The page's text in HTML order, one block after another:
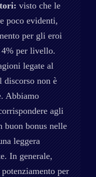
visto che le
poco evidenti,
per gli eroi
4% per livello.
legate al
discorso non è
Abbiamo
agli
buon bonus nelle
leggera
In generale,
per